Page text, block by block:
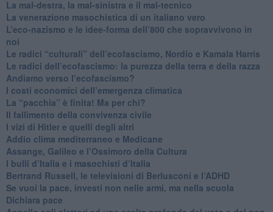
​La mal-destra, la mal-sinistra e il mal-tecnico
​La venerazione masochistica di un italiano vero
​L’eco-nazismo e le idee-forma dell’800 che sopravvivono in
noi
​Le radici “culturali” dell’ecofascismo, Nordio e Kamala Harris
Le radici dell’ecofascismo: la purezza della terra e della razza
Andiamo verso l’ecofascismo?
I costi economici dell’emergenza climatica
​La “pacchia” è finita! Ma per chi?
​Il fallimento della convivenza civile
​I vizi di Hitler e quelli degli altri
Addio clima mediterraneo e Medicane
​Assange, Galileo e l’Ossimoro della Cultura
​I bulli d’Italia e i masochisti d’Italia
​Bertrand Russell, le televisioni di Berlusconi e l’ADHD
​Se vuoi la pace, investi non nelle armi, ma nella scuola
​Dichiara pace